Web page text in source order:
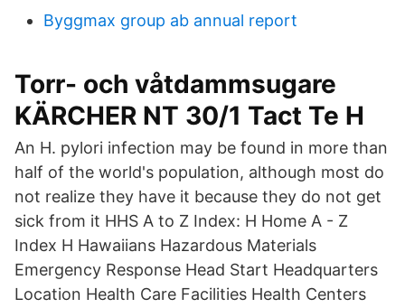
Byggmax group ab annual report
Torr- och våtdammsugare
KÄRCHER NT 30/1 Tact Te H
An H. pylori infection may be found in more than
half of the world's population, although most do
not realize they have it because they do not get
sick from it HHS A to Z Index: H Home A - Z
Index H Hawaiians Hazardous Materials
Emergency Response Head Start Headquarters
Location Health Care Facilities Health Centers